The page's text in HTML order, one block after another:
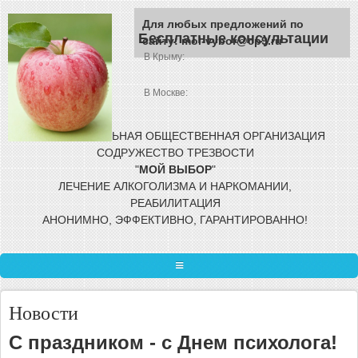
Перейти к основному содержанию
МЕЖРЕГИОНАЛЬНАЯ ОБЩЕСТВЕННАЯ ОРГАНИЗАЦИЯ
СОДРУЖЕСТВО ТРЕЗВОСТИ
"МОЙ ВЫБОР"
ЛЕЧЕНИЕ АЛКОГОЛИЗМА И НАРКОМАНИИ,
РЕАБИЛИТАЦИЯ
АНОНИМНО, ЭФФЕКТИВНО, ГАРАНТИРОВАННО!
Бесплатные консультации
В Крыму:
В Москве:
ГЛАВНАЯ
ЛЕЧЕНИЕ ЗАВИСИМОСТИ
Новости
С праздником - с Днем психолога!
Для любых предложений по
сайту: moi-vybor@cp9.ru